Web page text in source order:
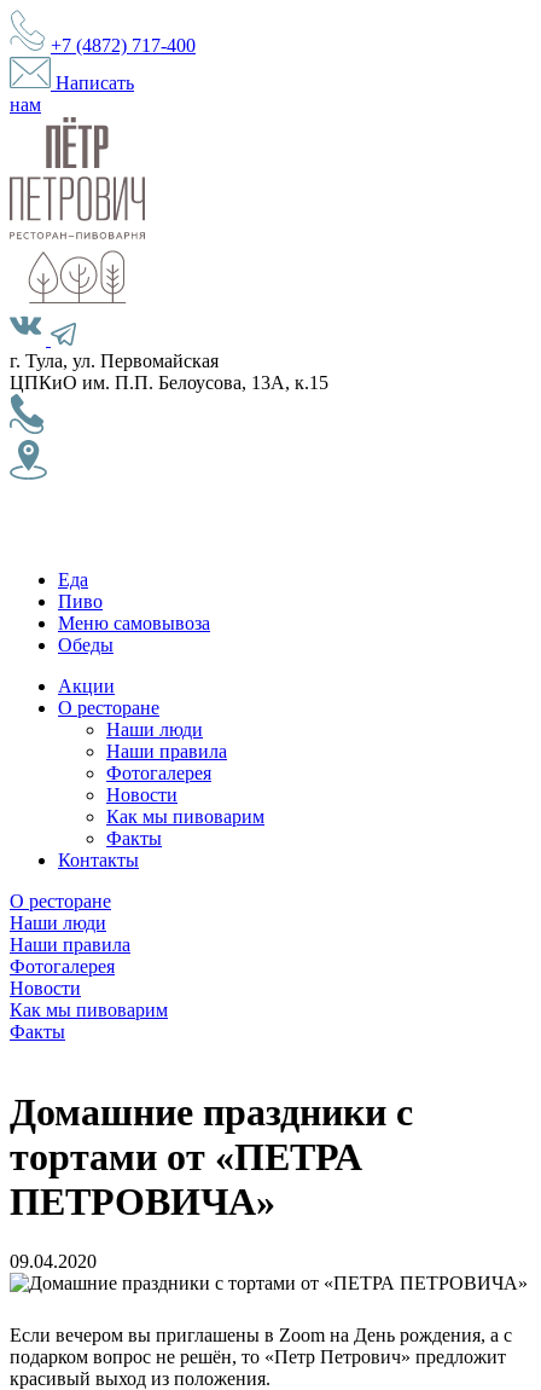
+7 (4872) 717-400
Написать
нам
г. Тула, ул. Первомайская
ЦПКиО им. П.П. Белоусова, 13А, к.15
Еда
Пиво
Меню самовывоза
Обеды
Акции
О ресторане
Наши люди
Наши правила
Фотогалерея
Новости
Как мы пивоварим
Факты
Контакты
О ресторане
Наши люди
Наши правила
Фотогалерея
Новости
Как мы пивоварим
Факты
Домашние праздники с
тортами от «ПЕТРА
ПЕТРОВИЧА»
09.04.2020
Если вечером вы приглашены в Zoom на День рождения, а с
подарком вопрос не решён, то «Петр Петрович» предложит
красивый выход из положения.